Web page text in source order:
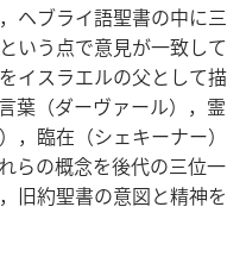
ヘブライ語聖書の中に三
いう点で意見が一致して
イスラエルの父として描
葉（ダーヴァール），霊
，臨在（シェキーナー）
らの概念を後代の三位一
旧約聖書の意図と精神を